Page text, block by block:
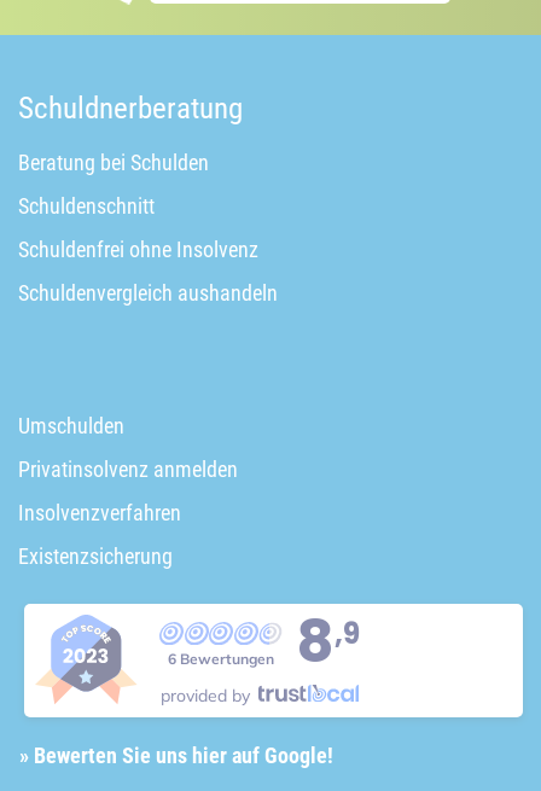
Schuldnerberatung
Beratung bei Schulden
Schuldenschnitt
Schuldenfrei ohne Insolvenz
Schuldenvergleich aushandeln
Umschulden
Privatinsolvenz anmelden
Insolvenzverfahren
Existenzsicherung
6 Bewertungen 8,9
provided by
» Bewerten Sie uns hier auf Google!